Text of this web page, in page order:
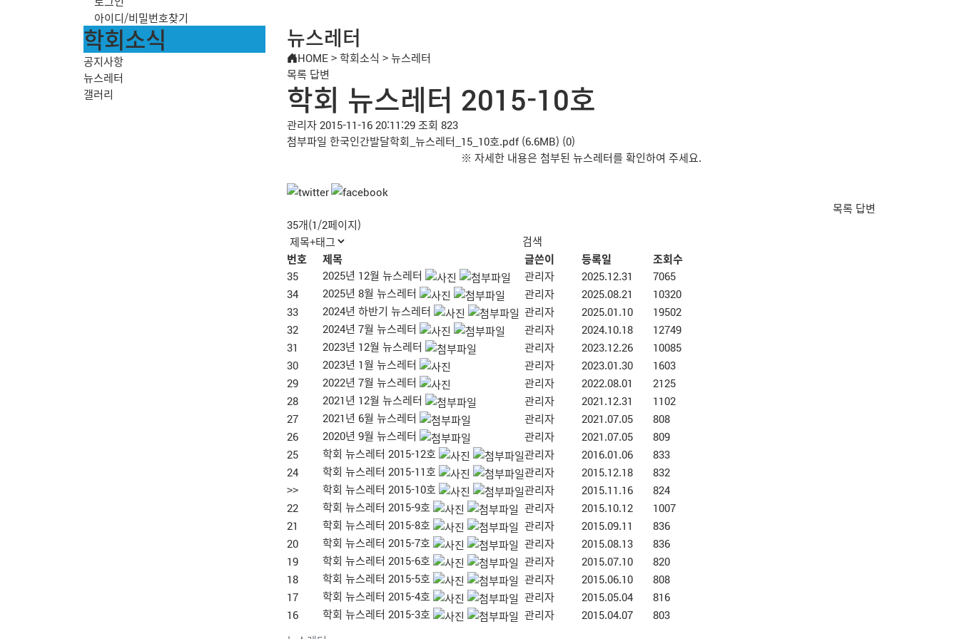
아이디/비밀번호찾기
학회소식
공지사항
뉴스레터
갤러리
뉴스레터
HOME>학회소식 >뉴스레터
목록 답변
학회 뉴스레터 2015-10호
관리자2015-11-16 20:11:29조회 823
첨부파일 한국인간발달학회_뉴스레터_15_10호.pdf (6.6MB) (0)
※ 자세한 내용은 첨부된 뉴스레터를 확인하여 주세요.
목록 답변
35개(1/2페이지)
번호 제목 글쓴이 등록일
조회수
35
2025년 12월 뉴스레터 관리자 2025.12.31
7065
34
2025년 8월 뉴스레터 관리자 2025.08.21
10320
33
2024년 하반기 뉴스레터 관리자 2025.01.10
19502
32
2024년 7월 뉴스레터 관리자 2024.10.18
12749
31
2023년 12월 뉴스레터 관리자 2023.12.26
10085
30
2023년 1월 뉴스레터 관리자 2023.01.30
1603
29
2022년 7월 뉴스레터 관리자 2022.08.01
2125
28
2021년 12월 뉴스레터 관리자 2021.12.31
1102
27
2021년 6월 뉴스레터 관리자 2021.07.05
808
26
2020년 9월 뉴스레터 관리자 2021.07.05
809
25
학회 뉴스레터 2015-12호 관리자 2016.01.06
833
24
학회 뉴스레터 2015-11호 관리자 2015.12.18
832
>>
학회 뉴스레터 2015-10호 관리자 2015.11.16
824
22
학회 뉴스레터 2015-9호 관리자 2015.10.12
1007
21
학회 뉴스레터 2015-8호 관리자 2015.09.11
836
20
학회 뉴스레터 2015-7호 관리자 2015.08.13
836
19
학회 뉴스레터 2015-6호 관리자 2015.07.10
820
18
학회 뉴스레터 2015-5호 관리자 2015.06.10
808
17
학회 뉴스레터 2015-4호 관리자 2015.05.04
816
16
학회 뉴스레터 2015-3호 관리자 2015.04.07 803